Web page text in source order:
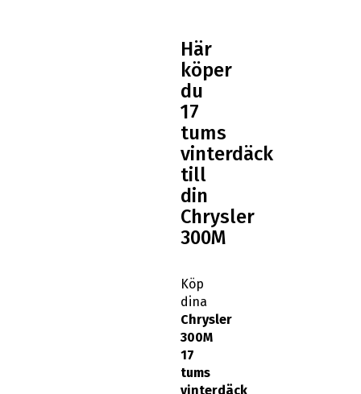
Här
köper
du
17
tums
vinterdäck
till
din
Chrysler
300M
Köp
dina
Chrysler
300M
17
tums
vinterdäck